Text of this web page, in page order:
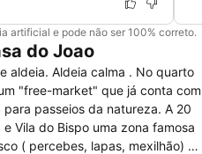
artificial e pode não ser 100% correto.
do Joao
aldeia. Aldeia calma . No quarto
"free-market" que já conta com
Vila do Bispo uma zona famosa
( percebes, lapas, mexilhão) e